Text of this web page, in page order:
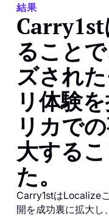
結果
ること
ズされ
リ体験
リカで
大する
た。
Carry1stはLocalize
開を成功裏に拡大し